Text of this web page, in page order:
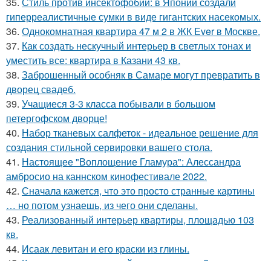
гиперреалистичные сумки в виде гигантских насекомых.
36. Однокомнатная квартира 47 м 2 в ЖК Ever в Москве.
37. Как создать нескучный интерьер в светлых тонах и
уместить все: квартира в Казани 43 кв.
38. Заброшенный особняк в Самаре могут превратить в
дворец свадеб.
39. Учащиеся 3-3 класса побывали в большом
петергофском дворце!
40. Набор тканевых салфеток - идеальное решение для
создания стильной сервировки вашего стола.
41. Настоящее "Воплощение Гламура": Алессандра
амбросио на каннском кинофестивале 2022.
42. Сначала кажется, что это просто странные картины
… но потом узнаешь, из чего они сделаны.
43. Реализованный интерьер квартиры, площадью 103
кв.
44. Исаак левитан и его краски из глины.